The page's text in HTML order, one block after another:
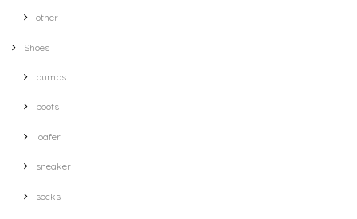
other
Shoes
pumps
boots
loafer
sneaker
socks